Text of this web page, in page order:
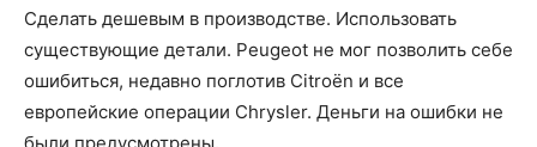
Сделать дешевым в производстве. Использовать
существующие детали. Peugeot не мог позволить себе
ошибиться, недавно поглотив Citroën и все
европейские операции Chrysler. Деньги на ошибки не